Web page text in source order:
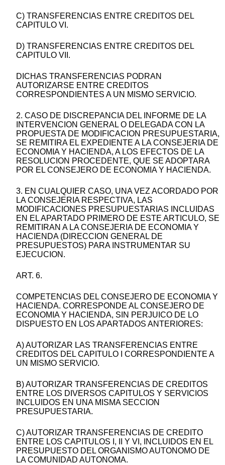
C) TRANSFERENCIAS ENTRE CREDITOS DEL
CAPITULO VI.
D) TRANSFERENCIAS ENTRE CREDITOS DEL
CAPITULO VII.
DICHAS TRANSFERENCIAS PODRAN
AUTORIZARSE ENTRE CREDITOS
CORRESPONDIENTES A UN MISMO SERVICIO.
2. CASO DE DISCREPANCIA DEL INFORME DE LA
INTERVENCION GENERAL O DELEGADA CON LA
PROPUESTA DE MODIFICACION PRESUPUESTARIA,
SE REMITIRA EL EXPEDIENTE A LA CONSEJERIA DE
ECONOMIA Y HACIENDA, A LOS EFECTOS DE LA
RESOLUCION PROCEDENTE, QUE SE ADOPTARA
POR EL CONSEJERO DE ECONOMIA Y HACIENDA.
3. EN CUALQUIER CASO, UNA VEZ ACORDADO POR
LA CONSEJERIA RESPECTIVA, LAS
MODIFICACIONES PRESUPUESTARIAS INCLUIDAS
EN EL APARTADO PRIMERO DE ESTE ARTICULO, SE
REMITIRAN A LA CONSEJERIA DE ECONOMIA Y
HACIENDA (DIRECCION GENERAL DE
PRESUPUESTOS) PARA INSTRUMENTAR SU
EJECUCION.
ART. 6.
COMPETENCIAS DEL CONSEJERO DE ECONOMIA Y
HACIENDA. CORRESPONDE AL CONSEJERO DE
ECONOMIA Y HACIENDA, SIN PERJUICO DE LO
DISPUESTO EN LOS APARTADOS ANTERIORES:
A) AUTORIZAR LAS TRANSFERENCIAS ENTRE
CREDITOS DEL CAPITULO I CORRESPONDIENTE A
UN MISMO SERVICIO.
B) AUTORIZAR TRANSFERENCIAS DE CREDITOS
ENTRE LOS DIVERSOS CAPITULOS Y SERVICIOS
INCLUIDOS EN UNA MISMA SECCION
PRESUPUESTARIA.
C) AUTORIZAR TRANSFERENCIAS DE CREDITO
ENTRE LOS CAPITULOS I, II Y VI, INCLUIDOS EN EL
PRESUPUESTO DEL ORGANISMO AUTONOMO DE
LA COMUNIDAD AUTONOMA.